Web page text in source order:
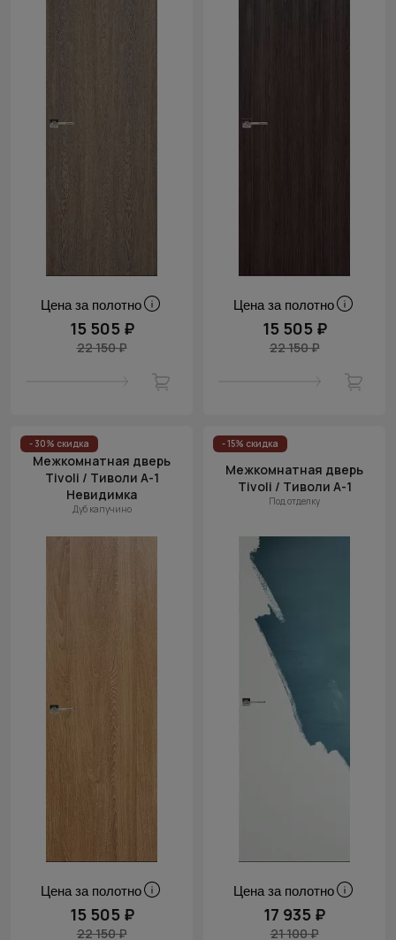
Цена за полотно
15 505 ₽
22 150 ₽
Цена за полотно
15 505 ₽
22 150 ₽
- 30% скидка
Межкомнатная дверь
Tivoli / Тиволи А-1
Невидимка
Дуб капучино
Цена за полотно
15 505 ₽
22 150 ₽
- 15% скидка
Межкомнатная дверь
Tivoli / Тиволи А-1
Под отделку
Цена за полотно
17 935 ₽
21 100 ₽